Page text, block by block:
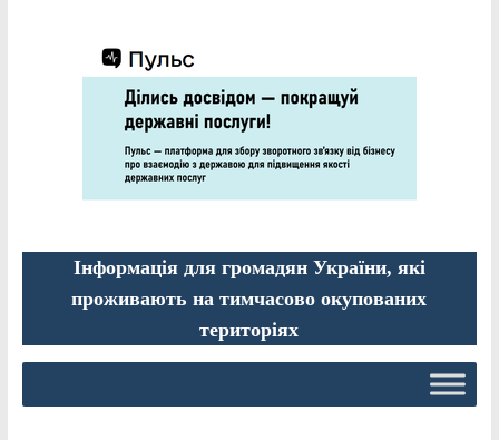
Інформація для громадян України, які
проживають на тимчасово окупованих
територіях